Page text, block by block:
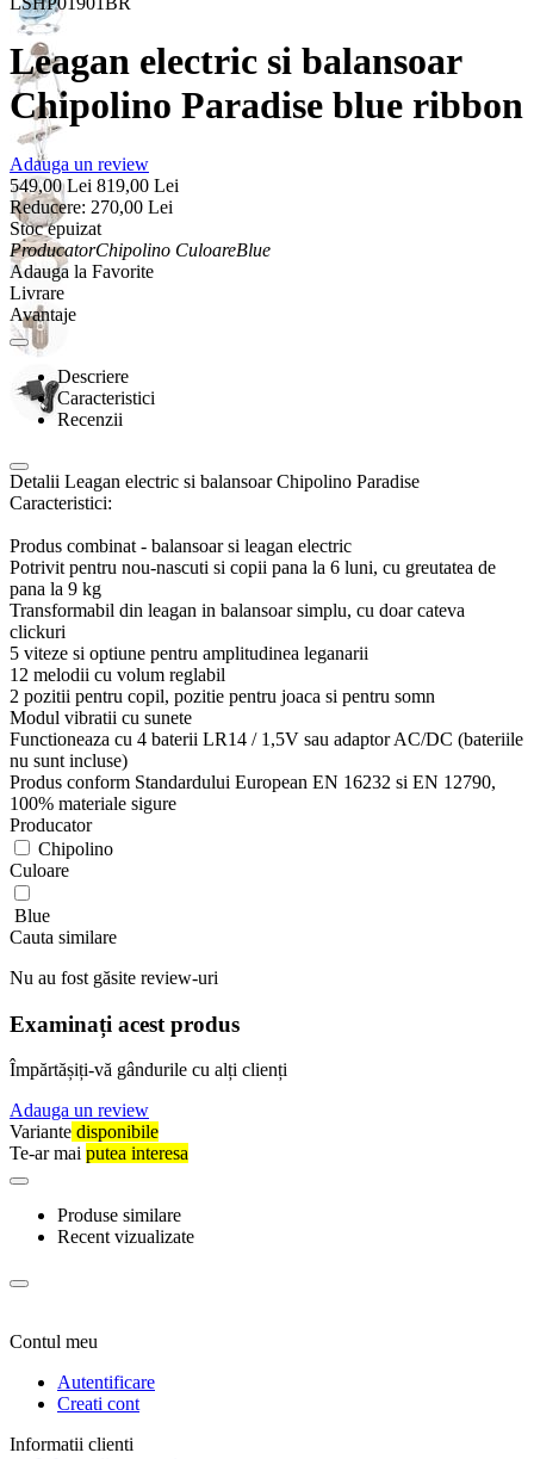
Leagan electric si balansoar
Chipolino Paradise blue ribbon
Adauga un review
549,00 Lei 819,00 Lei
Reducere: 270,00 Lei
Stoc epuizat
ProducatorChipolino CuloareBlue
Adauga la Favorite
Livrare
Avantaje
Descriere
Caracteristici
Recenzii
Detalii Leagan electric si balansoar Chipolino Paradise
Caracteristici:
Produs combinat - balansoar si leagan electric
Potrivit pentru nou-nascuti si copii pana la 6 luni, cu greutatea de
pana la 9 kg
Transformabil din leagan in balansoar simplu, cu doar cateva
clickuri
5 viteze si optiune pentru amplitudinea leganarii
12 melodii cu volum reglabil
2 pozitii pentru copil, pozitie pentru joaca si pentru somn
Modul vibratii cu sunete
Functioneaza cu 4 baterii LR14 / 1,5V sau adaptor AC/DC (bateriile
nu sunt incluse)
Produs conform Standardului European EN 16232 si EN 12790,
100% materiale sigure
Producator
Chipolino
Culoare
Blue
Cauta similare
Nu au fost găsite review-uri
Examinați acest produs
Împărtășiți-vă gândurile cu alți clienți
Adauga un review
Variante disponibile
Te-ar mai putea interesa
Produse similare
Recent vizualizate
Contul meu
Autentificare
Creati cont
Informatii clienti